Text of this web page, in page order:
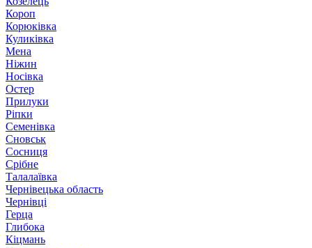
Короп
Корюківка
Куликівка
Мена
Ніжин
Носівка
Остер
Прилуки
Ріпки
Семенівка
Сновськ
Сосниця
Срібне
Талалаївка
Чернівецька область
Чернівці
Герца
Глибока
Кіцмань